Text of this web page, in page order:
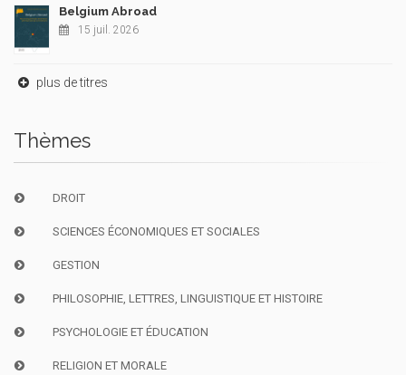
Belgium Abroad
15 juil. 2026
plus de titres
Thèmes
DROIT
SCIENCES ÉCONOMIQUES ET SOCIALES
GESTION
PHILOSOPHIE, LETTRES, LINGUISTIQUE ET HISTOIRE
PSYCHOLOGIE ET ÉDUCATION
RELIGION ET MORALE